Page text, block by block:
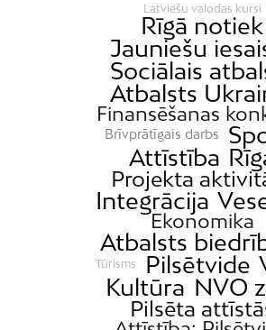
Latviešu valodas kursi
Rīgā notiek
Jauniešu
Sociālais
Atbalsts
Finansēšanas
Brīvprātīgais darbs
Attīstība
Projekta
Integrācija
Ekonomika
Atbalsts
Tūrisms Pilsētvide
Kultūra NVO
Pilsēta